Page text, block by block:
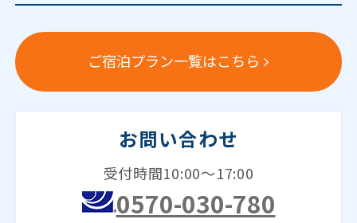
ご宿泊プラン一覧はこちら
お問い合わせ
受付時間10:00～17:00
0570-030-780